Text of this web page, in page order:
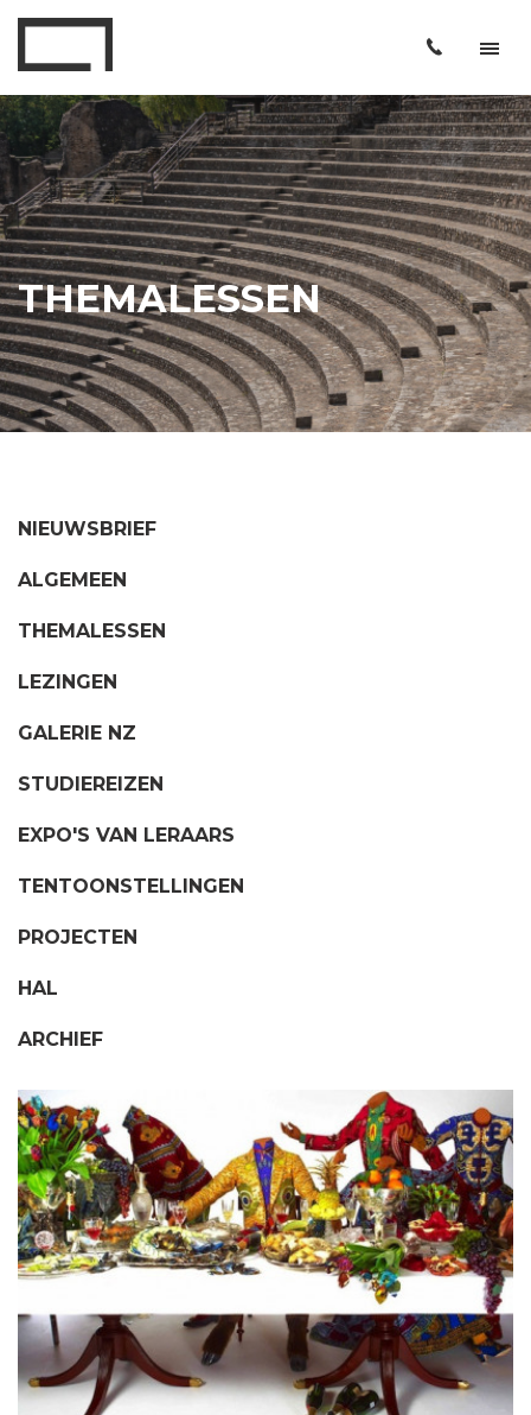
THEMALESSEN
NIEUWSBRIEF
ALGEMEEN
THEMALESSEN
LEZINGEN
GALERIE NZ
STUDIEREIZEN
EXPO'S VAN LERAARS
TENTOONSTELLINGEN
PROJECTEN
HAL
ARCHIEF